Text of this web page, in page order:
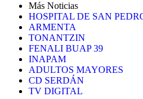
Más Noticias
HOSPITAL DE SAN
ARMENTA
TONANTZIN
FENALI BUAP 39
INAPAM
ADULTOS MAYORES
CD SERDÁN
TV DIGITAL